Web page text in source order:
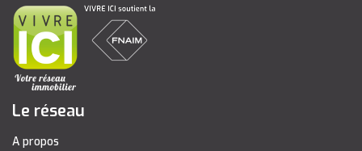
Le réseau
A propos